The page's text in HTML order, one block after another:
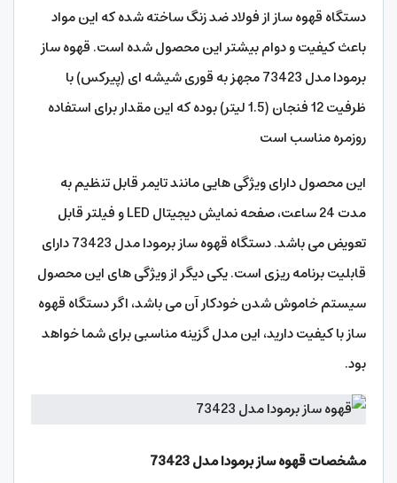
دستگاه قهوه ساز از فولاد ضد زنگ ساخته شده که این مواد
باعث کیفیت و دوام بیشتر این محصول شده است. قهوه ساز
برمودا مدل 73423 مجهز به قوری شیشه ای (پیرکس) با
ظرفیت 12 فنجان (1.5 لیتر) بوده که این مقدار برای استفاده
روزمره مناسب است
این محصول دارای ویژگی هایی مانند تایمر قابل تنظیم به
مدت 24 ساعت، صفحه نمایش دیجیتال LED و فیلتر قابل
تعویض می باشد. دستگاه قهوه ساز برمودا مدل 73423 دارای
قابلیت برنامه ریزی است. یکی دیگر از ویژگی های این محصول
سیستم خاموش شدن خودکار آن می باشد، اگر دستگاه قهوه
ساز با کیفیت دارید، این مدل گزینه مناسبی برای شما خواهد
بود.
مشخصاتقهوه ساز برمودا مدل 73423